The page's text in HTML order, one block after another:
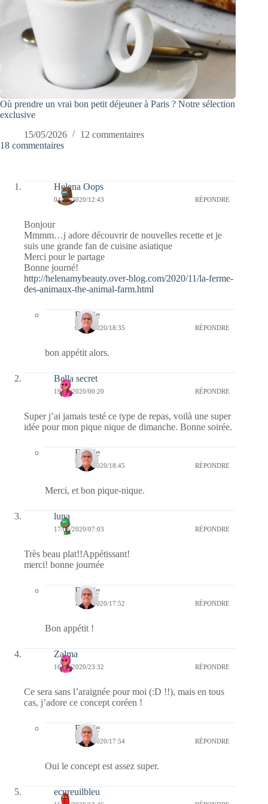
Où prendre un vrai bon petit déjeuner à Paris ? Notre sélection
exclusive
15/05/2026
12 commentaires
18 commentaires
Helena Oops
04/11/2020/12:43 RÉPONDRE
Bonjour
Mmmm…j adore découvrir de nouvelles recette et je
suis une grande fan de cuisine asiatique
Merci pour le partage
Bonne journé!
http://helenamybeauty.over-blog.com/2020/11/la-ferme-
des-animaux-the-animal-farm.html
Bernie
04/11/2020/18:35 RÉPONDRE
bon appétit alors.
Bella secret
19/06/2020/00:20 RÉPONDRE
Super j’ai jamais testé ce type de repas, voilà une super
idée pour mon pique nique de dimanche. Bonne soirée.
Bernie
19/06/2020/18:45 RÉPONDRE
Merci, et bon pique-nique.
luna
17/06/2020/07:03 RÉPONDRE
Très beau plat!!Appétissant!
merci! bonne journée
Bernie
17/06/2020/17:52 RÉPONDRE
Bon appétit !
Zalma
16/06/2020/23:32 RÉPONDRE
Ce sera sans l’araignée pour moi (:D !!), mais en tous
cas, j’adore ce concept coréen !
Bernie
17/06/2020/17:54 RÉPONDRE
Oui le concept est assez super.
ecureuilbleu